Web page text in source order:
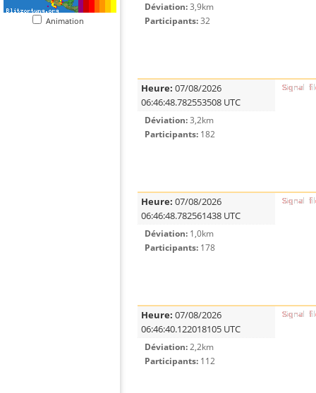
Animation
Déviation:3,9km
Participants:32
Heure: 07/08/2026
06:46:48.782553508 UTC
Déviation:3,2km
Participants: 182
Heure: 07/08/2026
06:46:48.782561438 UTC
Déviation: 1,0km
Participants: 178
Heure: 07/08/2026
06:46:40.122018105 UTC
Déviation:2,2km
Participants: 112